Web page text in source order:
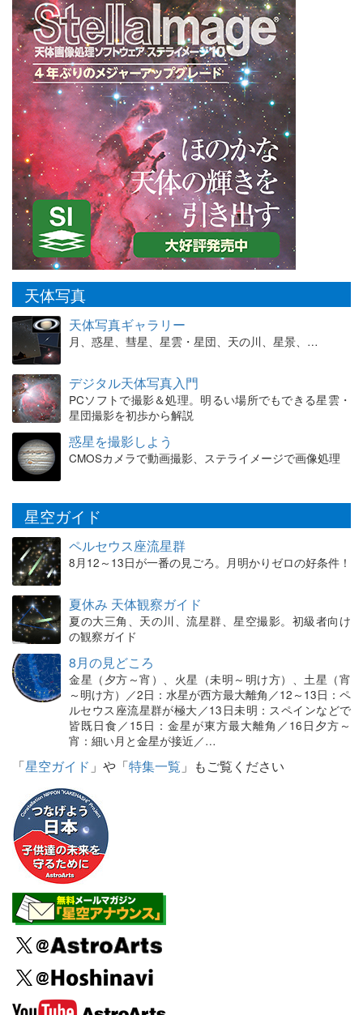
天体写真
天体写真ギャラリー
月、惑星、彗星、星雲・星団、天の川、星景、…
デジタル天体写真入門
PCソフトで撮影＆処理。明るい場所でもできる星雲・
星団撮影を初歩から解説
惑星を撮影しよう
CMOSカメラで動画撮影、ステライメージで画像処理
星空ガイド
ペルセウス座流星群
8月12～13日が一番の見ごろ。月明かりゼロの好条件！
夏休み 天体観察ガイド
夏の大三角、天の川、流星群、星空撮影。初級者向け
の観察ガイド
8月の見どころ
金星（夕方～宵）、火星（未明～明け方）、土星（宵
～明け方）／2日：水星が西方最大離角／12～13日：ペ
ルセウス座流星群が極大／13日未明：スペインなどで
皆既日食／15日：金星が東方最大離角／16日夕方～
宵：細い月と金星が接近／…
「星空ガイド 」や「特集一覧 」もご覧ください